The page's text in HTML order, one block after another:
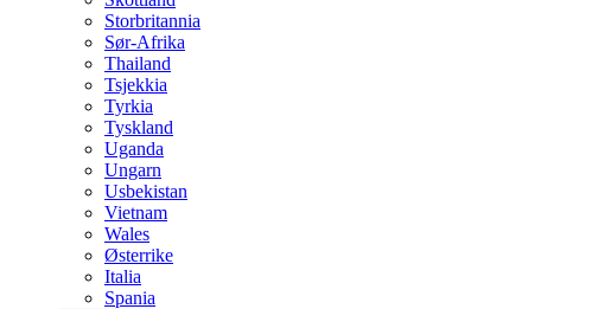
Storbritannia
Sør-Afrika
Thailand
Tsjekkia
Tyrkia
Tyskland
Uganda
Ungarn
Usbekistan
Vietnam
Wales
Østerrike
Italia
Spania